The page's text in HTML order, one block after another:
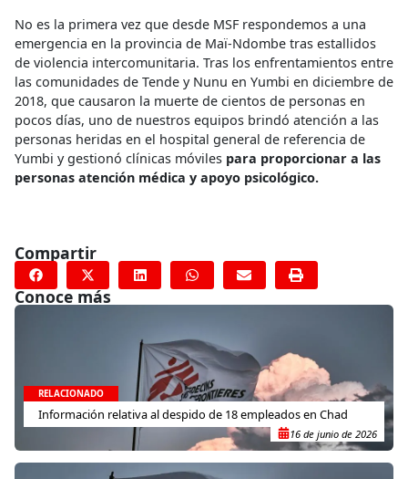
No es la primera vez que desde MSF respondemos a una
emergencia en la provincia de Maï-Ndombe tras estallidos
de violencia intercomunitaria. Tras los enfrentamientos entre
las comunidades de Tende y Nunu en Yumbi en diciembre de
2018, que causaron la muerte de cientos de personas en
pocos días, uno de nuestros equipos brindó atención a las
personas heridas en el hospital general de referencia de
Yumbi y gestionó clínicas móviles para proporcionar a las
personas atención médica y apoyo psicológico.
Compartir
Conoce más
RELACIONADO
Información relativa al despido de 18 empleados en Chad
16 de junio de 2026